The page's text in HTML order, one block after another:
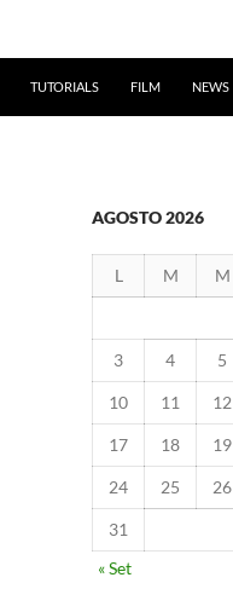
TUTORIALS FILM NEWS
AGOSTO 2026
L M M
3 4 5
10 11 12
17 18 19
24 25 26
31
« Set